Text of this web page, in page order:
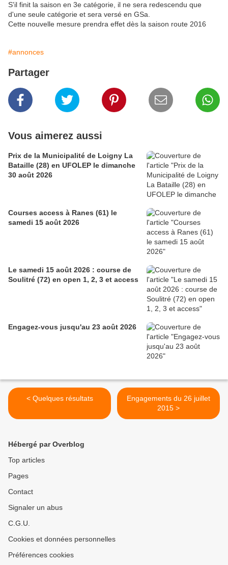
S'il finit la saison en 3e catégorie, il ne sera redescendu que
d'une seule catégorie et sera versé en GSa.
Cette nouvelle mesure prendra effet dès la saison route 2016
#annonces
Partager
Vous aimerez aussi
Prix de la Municipalité de Loigny La
Bataille (28) en UFOLEP le dimanche
30 août 2026
Courses access à Ranes (61) le
samedi 15 août 2026
Le samedi 15 août 2026 : course de
Soulitré (72) en open 1, 2, 3 et access
Engagez-vous jusqu'au 23 août 2026
< Quelques résultats
Engagements du 26 juillet
2015 >
Hébergé par Overblog
Top articles
Pages
Contact
Signaler un abus
C.G.U.
Cookies et données personnelles
Préférences cookies